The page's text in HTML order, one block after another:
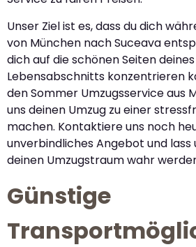
Unser Ziel ist es, dass du dich
von München nach Suceava
dich auf die schönen Seiten
Lebensabschnitts konzentrieren
den Sommer Umzugsservice aus
uns deinen Umzug zu einer
machen. Kontaktiere uns noch
unverbindliches Angebot und lass
deinen Umzugstraum wahr
Günstige